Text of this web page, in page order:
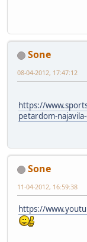
Sone
08-04-2012, 17:47:12
https://
petardom-
Sone
11-04-2012, 16:59:38
https://